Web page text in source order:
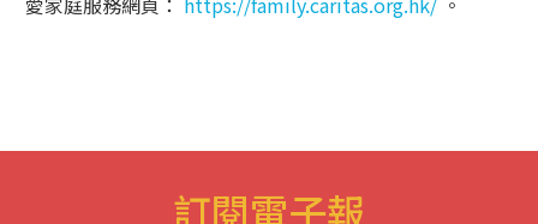
訂閱電子報